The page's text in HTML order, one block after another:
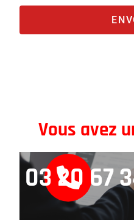
Vous avez
03 20 67